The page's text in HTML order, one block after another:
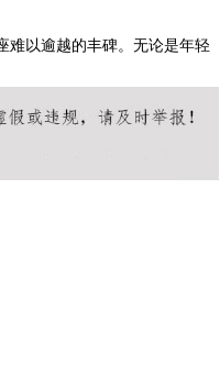
难以逾越的丰碑。无论是年轻